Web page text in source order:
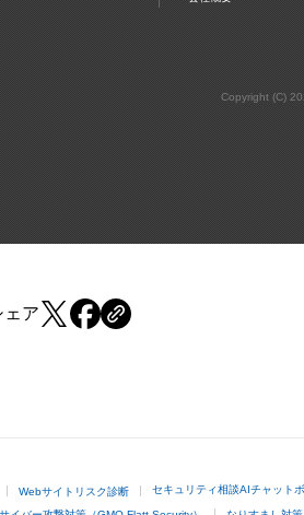
Copyright (C)
ェア
Webサイトリスク診断 セキュリティ相談AIチャット